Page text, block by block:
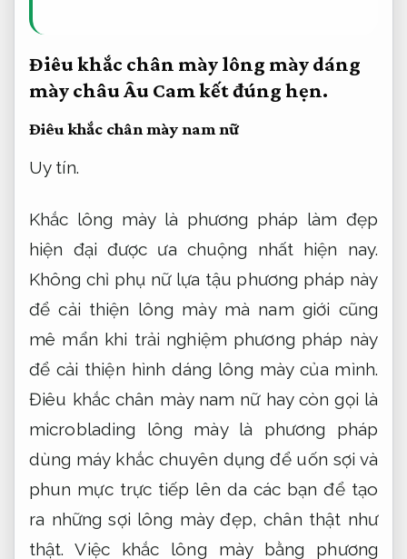
Điêu khắc chân mày lông mày dáng
mày châu Âu Cam kết đúng hẹn.
Điêu khắc chân mày nam nữ
Uy tín.
Khắc lông mày là phương pháp làm đẹp
hiện đại được ưa chuộng nhất hiện nay.
Không chỉ phụ nữ lựa tậu phương pháp này
để cải thiện lông mày mà nam giới cũng
mê mẩn khi trải nghiệm phương pháp này
để cải thiện hình dáng lông mày của mình.
Điêu khắc chân mày nam nữ hay còn gọi là
microblading lông mày là phương pháp
dùng máy khắc chuyên dụng để uốn sợi và
phun mực trực tiếp lên da các bạn để tạo
ra những sợi lông mày đẹp, chân thật như
thật. Việc khắc lông mày bằng phương